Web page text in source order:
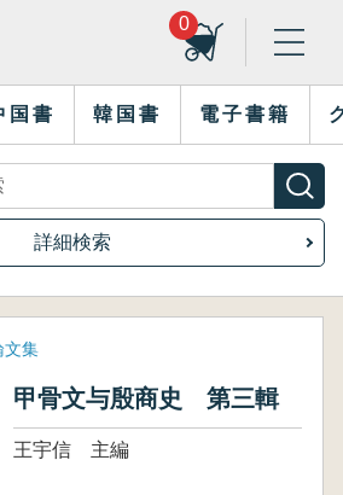
0
国書 韓国書 電子書籍
詳細検索
文集
甲骨文与殷商史 第三輯
王宇信 主編